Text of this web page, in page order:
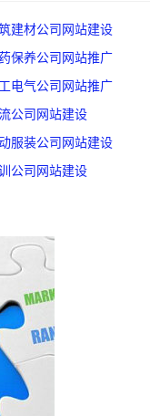
建材公司网站建设
保养公司网站推广
电气公司网站推广
公司网站建设
服装公司网站建设
公司网站建设